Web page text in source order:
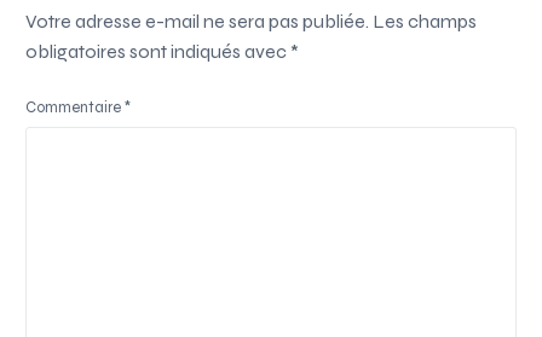
Votre adresse e-mail ne sera pas publiée. Les champs
obligatoires sont indiqués avec *
Commentaire*